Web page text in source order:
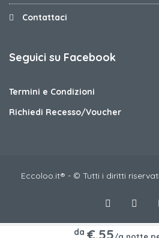
da €.55
Contattaci
Seguici su Facebook
Termini e Condizioni
Richiedi Recesso/Voucher
Eccoloo.it® - © Tutti i diritti riservati